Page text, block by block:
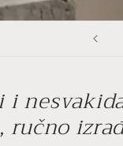
i
ručno